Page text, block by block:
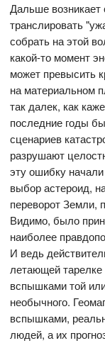
Дальше возникает
транслировать
собрать на этой
какой-то момент
может превысить
на материальном
так далек, как
последние годы
сценариев
разрушают
эту ошибку
выбор астероид,
переворот Земли,
Видимо, было
наиболее
И ведь
летающей тарелке
вспышками той
необычного.
вспышками,
людей, а их